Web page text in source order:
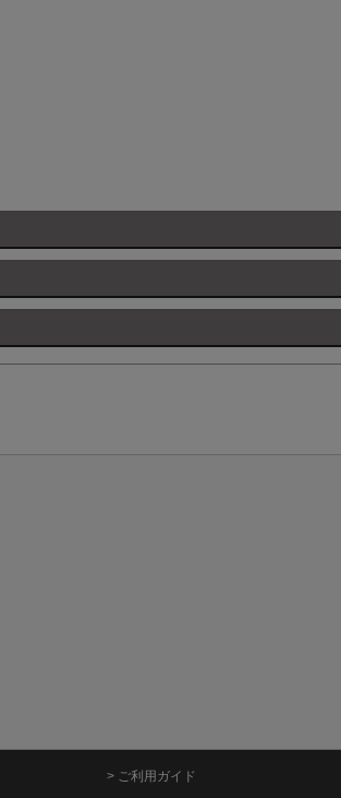
> ご利用ガイド